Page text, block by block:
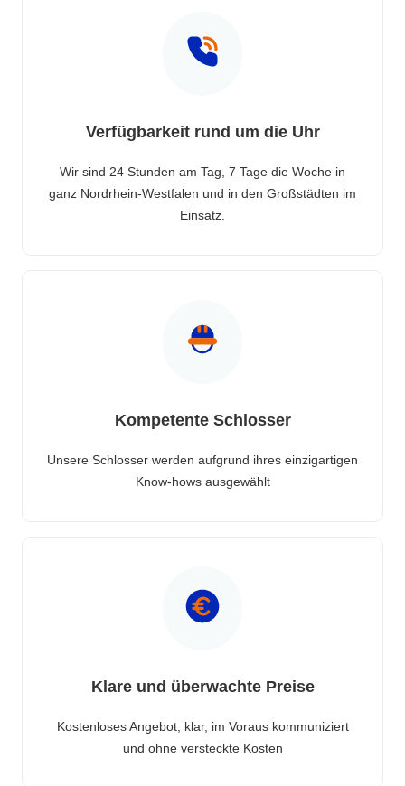
Verfügbarkeit rund um die Uhr
Wir sind 24 Stunden am Tag, 7 Tage die Woche in
ganz Nordrhein-Westfalen und in den Großstädten im
Einsatz.
Kompetente Schlosser
Unsere Schlosser werden aufgrund ihres einzigartigen
Know-hows ausgewählt
Klare und überwachte Preise
Kostenloses Angebot, klar, im Voraus kommuniziert
und ohne versteckte Kosten